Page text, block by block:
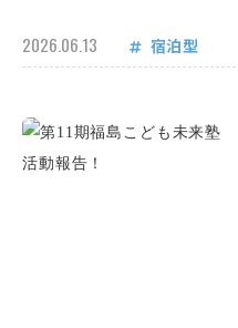
2026.06.13 宿泊型